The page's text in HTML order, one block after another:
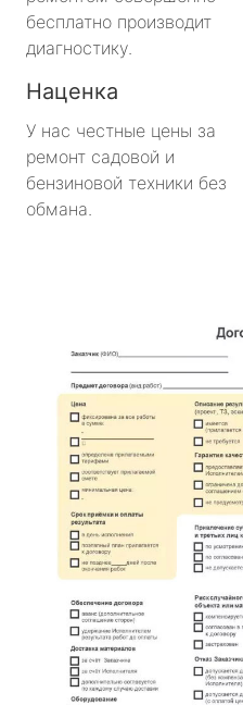
бесплатно производит
диагностику.
Наценка
У нас честные цены за
ремонт садовой и
бензиновой техники без
обмана.